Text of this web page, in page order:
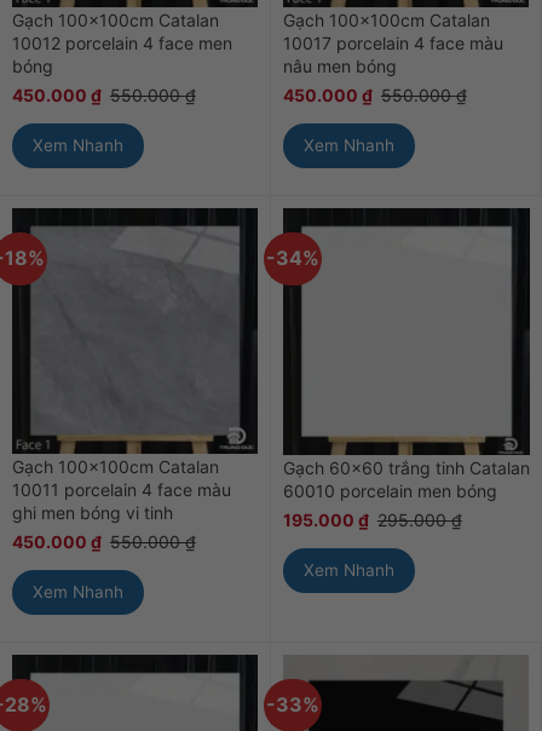
Gạch 100x100cm Catalan
10012 porcelain 4 face men
bóng
450.000 ₫ 550.000₫
Xem Nhanh
Gạch 100x100cm Catalan
10017 porcelain 4 face màu
nâu men bóng
450.000 ₫ 550.000₫
Xem Nhanh
Gạch 100x100cm Catalan
10011 porcelain 4 face màu
ghi men bóng vi tinh
450.000 ₫ 550.000₫
Xem Nhanh
-34%
Gạch 60×60 trắng tinh Catalan
60010 porcelain men bóng
195.000 ₫ 295.000₫
Xem Nhanh
-33%